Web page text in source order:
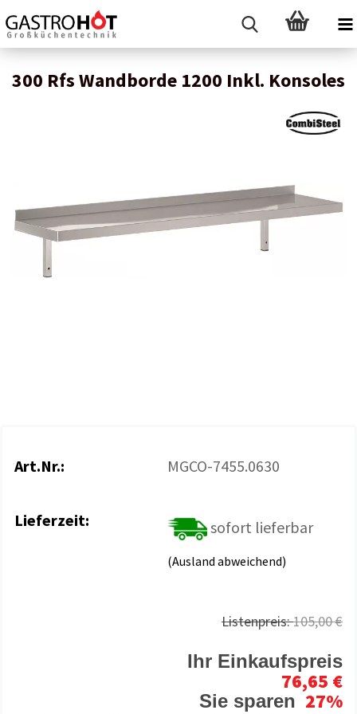
300 Rfs Wandborde 1200 Inkl. Konsoles
Art.Nr.: MGCO-7455.0630
Lieferzeit: sofort lieferbar
(Ausland abweichend)
Listenpreis:105,00 €
Ihr Einkaufspreis
76,65 €
Sie sparen 27%